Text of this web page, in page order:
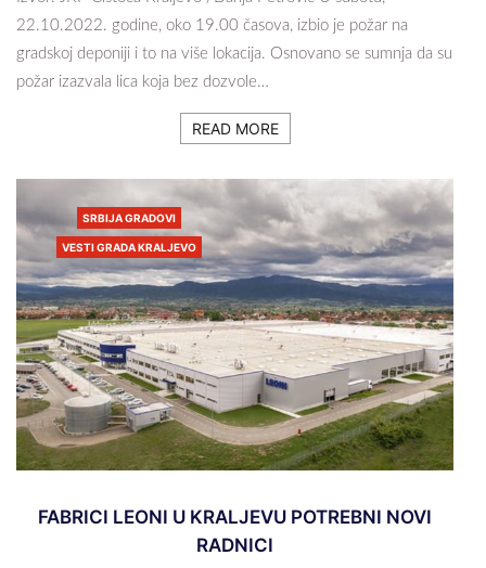
22.10.2022. godine, oko 19.00 časova, izbio je požar na
gradskoj deponiji i to na više lokacija. Osnovano se sumnja da su
požar izazvala lica koja bez dozvole…
READ MORE
SRBIJA GRADOVI
VESTI GRADA KRALJEVO
FABRICI LEONI U KRALJEVU POTREBNI NOVI
RADNICI